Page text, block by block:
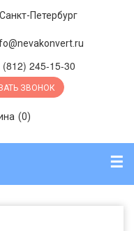
Петербург
(812) 245-15-30
ЗВОНОК
(0)
☰